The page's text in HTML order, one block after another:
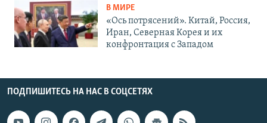
В МИРЕ
«Ось потрясений». Китай, Россия,
Иран, Северная Корея и их
конфронтация с Западом
ПОДПИШИТЕСЬ НА НАС В СОЦСЕТЯХ